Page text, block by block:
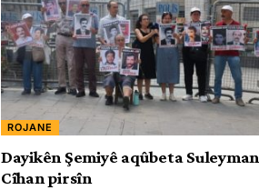
ROJANE
Dayikên Şemiyê aqûbeta Suleyman
Cîhan pirsîn